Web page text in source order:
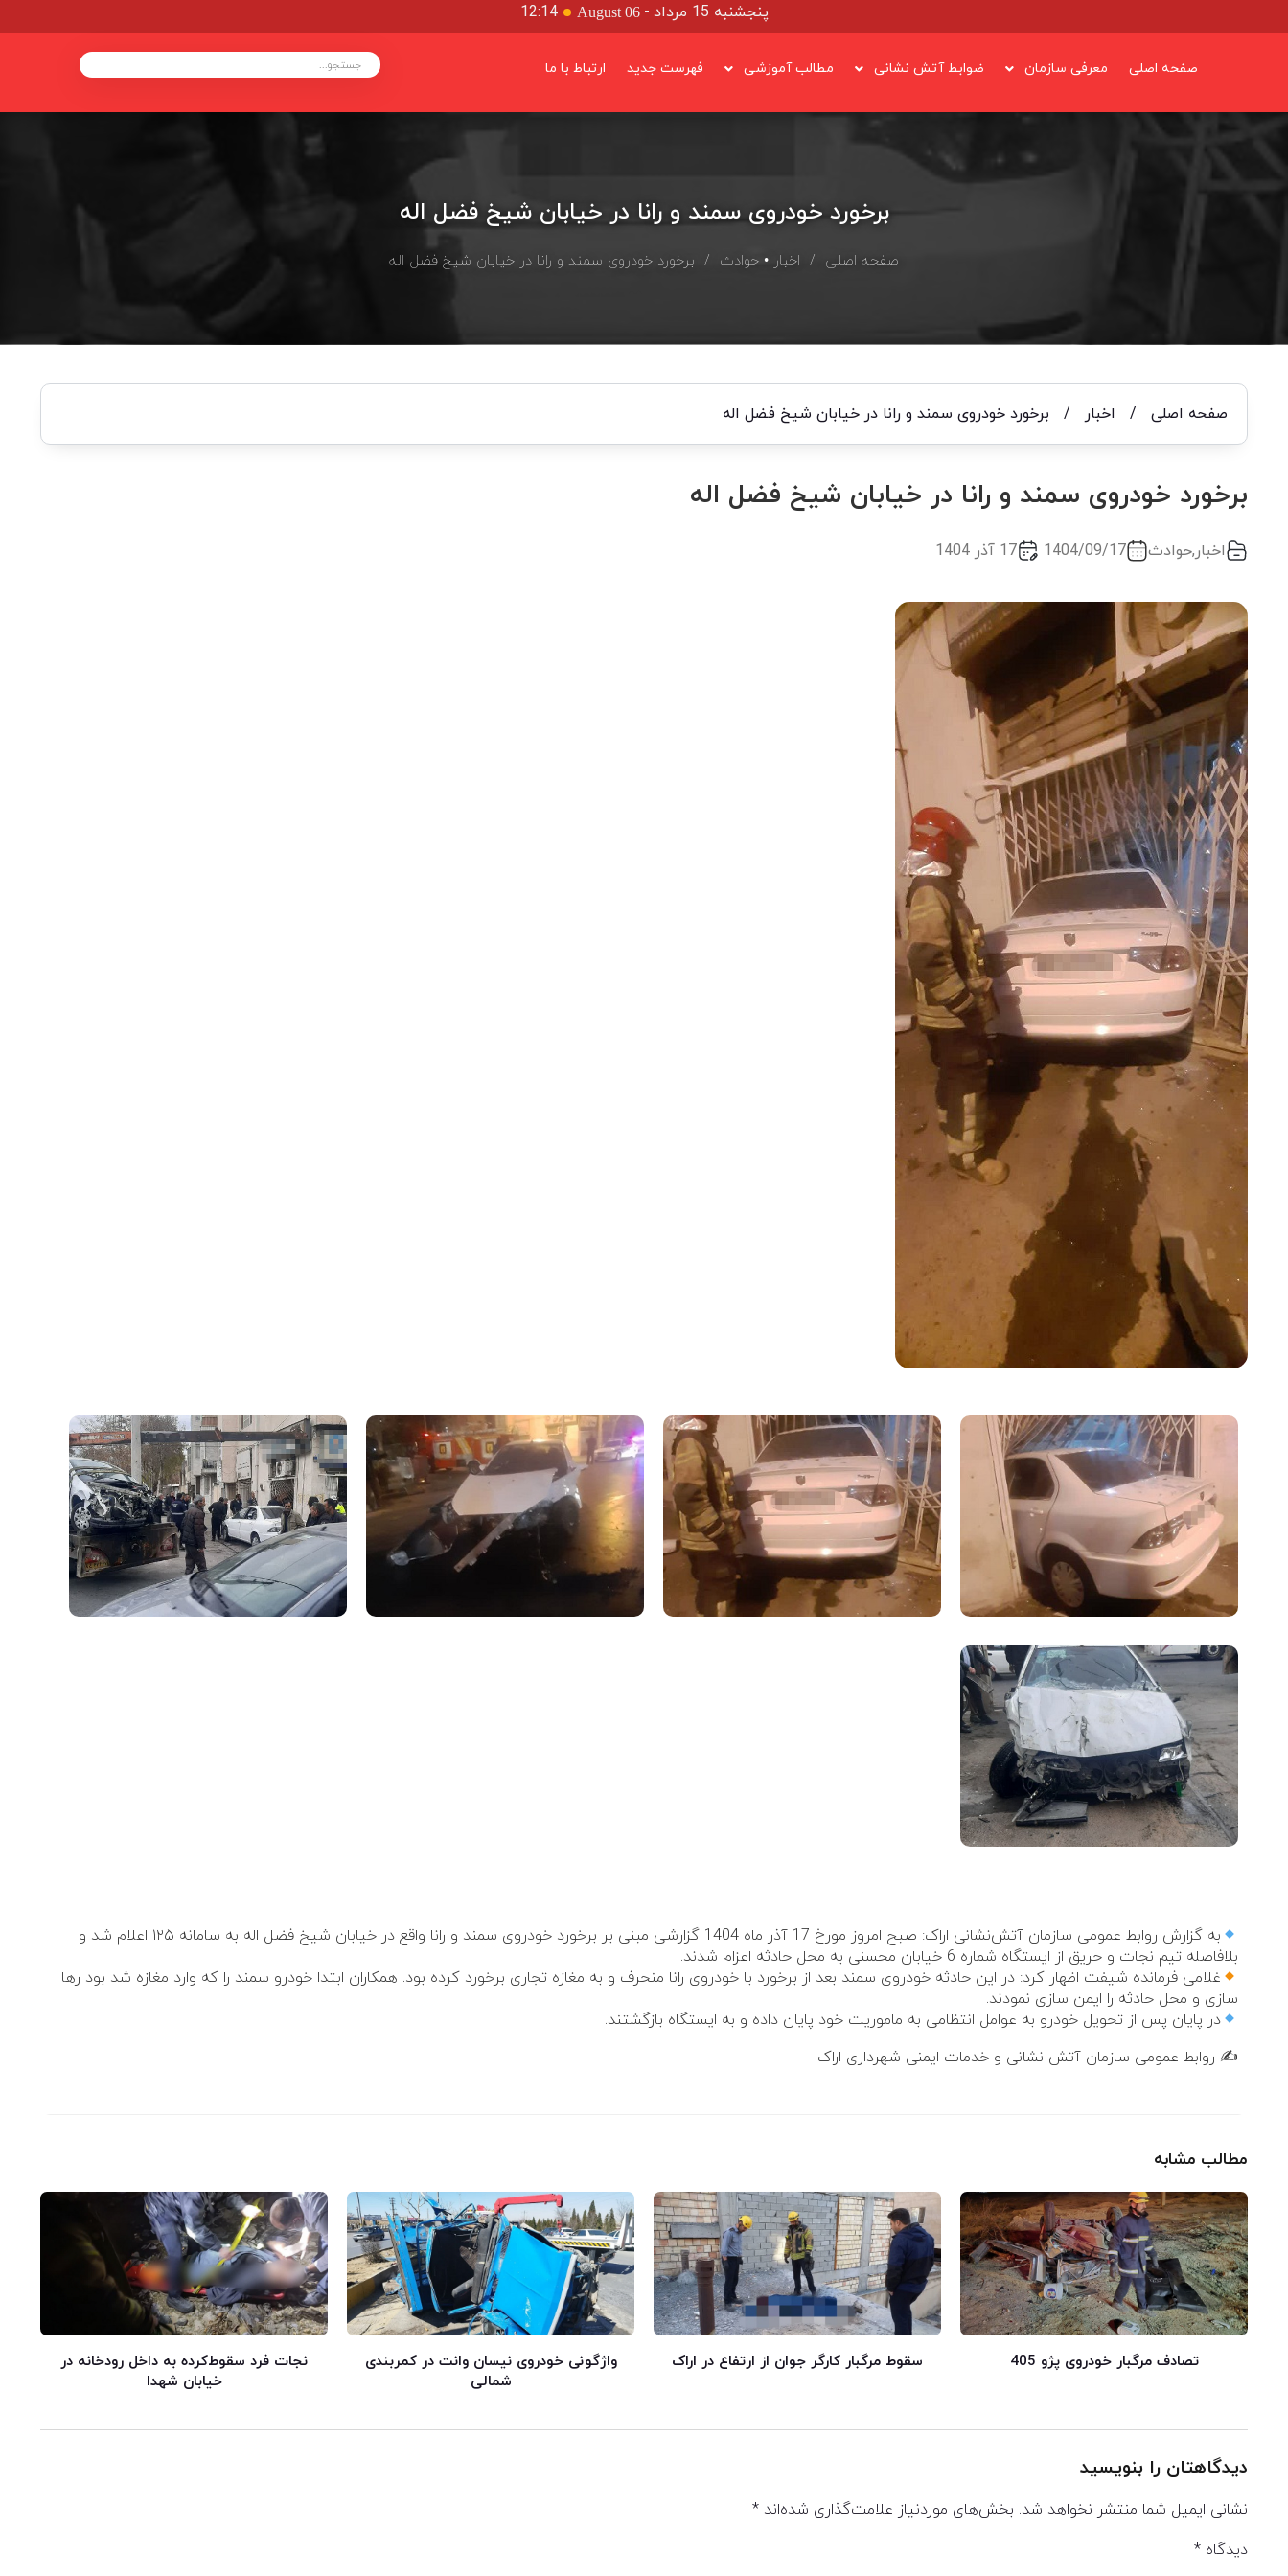
پنجشنبه 15 مرداد -
August 06
12:14
صفحه اصلی معرفی سازمان ضوابط آتش نشانی مطالب آموزشی فهرست جدید ارتباط با ما
برخورد خودروی سمند و رانا در خیابان شیخ فضل اله
صفحه اصلی / اخبار • حوادث / برخورد خودروی سمند و رانا در خیابان شیخ فضل اله
صفحه اصلی / اخبار / برخورد خودروی سمند و رانا در خیابان شیخ فضل اله
برخورد خودروی سمند و رانا در خیابان شیخ فضل اله
اخبار,حوادث 1404/09/17 17 آذر 1404
به گزارش روابط عمومی سازمان آتش‌نشانی اراک: صبح امروز مورخ 17 آذر ماه 1404 گزارشی مبنی بر برخورد خودروی سمند و رانا واقع در خیابان شیخ فضل اله به سامانه ۱۲۵ اعلام شد و
بلافاصله تیم نجات و حریق از ایستگاه شماره 6 خیابان محسنی به محل حادثه اعزام شدند.
غلامی فرمانده شیفت اظهار کرد: در این حادثه خودروی سمند بعد از برخورد با خودروی رانا منحرف و به مغازه تجاری برخورد کرده بود. همکاران ابتدا خودرو سمند را که وارد مغازه شد بود رها
سازی و محل حادثه را ایمن سازی نمودند.
در پایان پس از تحویل خودرو به عوامل انتظامی به ماموریت خود پایان داده و به ایستگاه بازگشتند.
✍️ روابط عمومی سازمان آتش نشانی و خدمات ایمنی شهرداری اراک
مطالب مشابه
تصادف مرگبار خودروی پژو 405 سقوط مرگبار کارگر جوان از ارتفاع در اراک
واژگونی خودروی نیسان وانت در کمربندی
شمالی
نجات فرد سقوط‌کرده به داخل رودخانه در
خیابان شهدا
دیدگاهتان را بنویسید
نشانی ایمیل شما منتشر نخواهد شد. بخش‌های موردنیاز علامت‌گذاری شده‌اند *
دیدگاه *